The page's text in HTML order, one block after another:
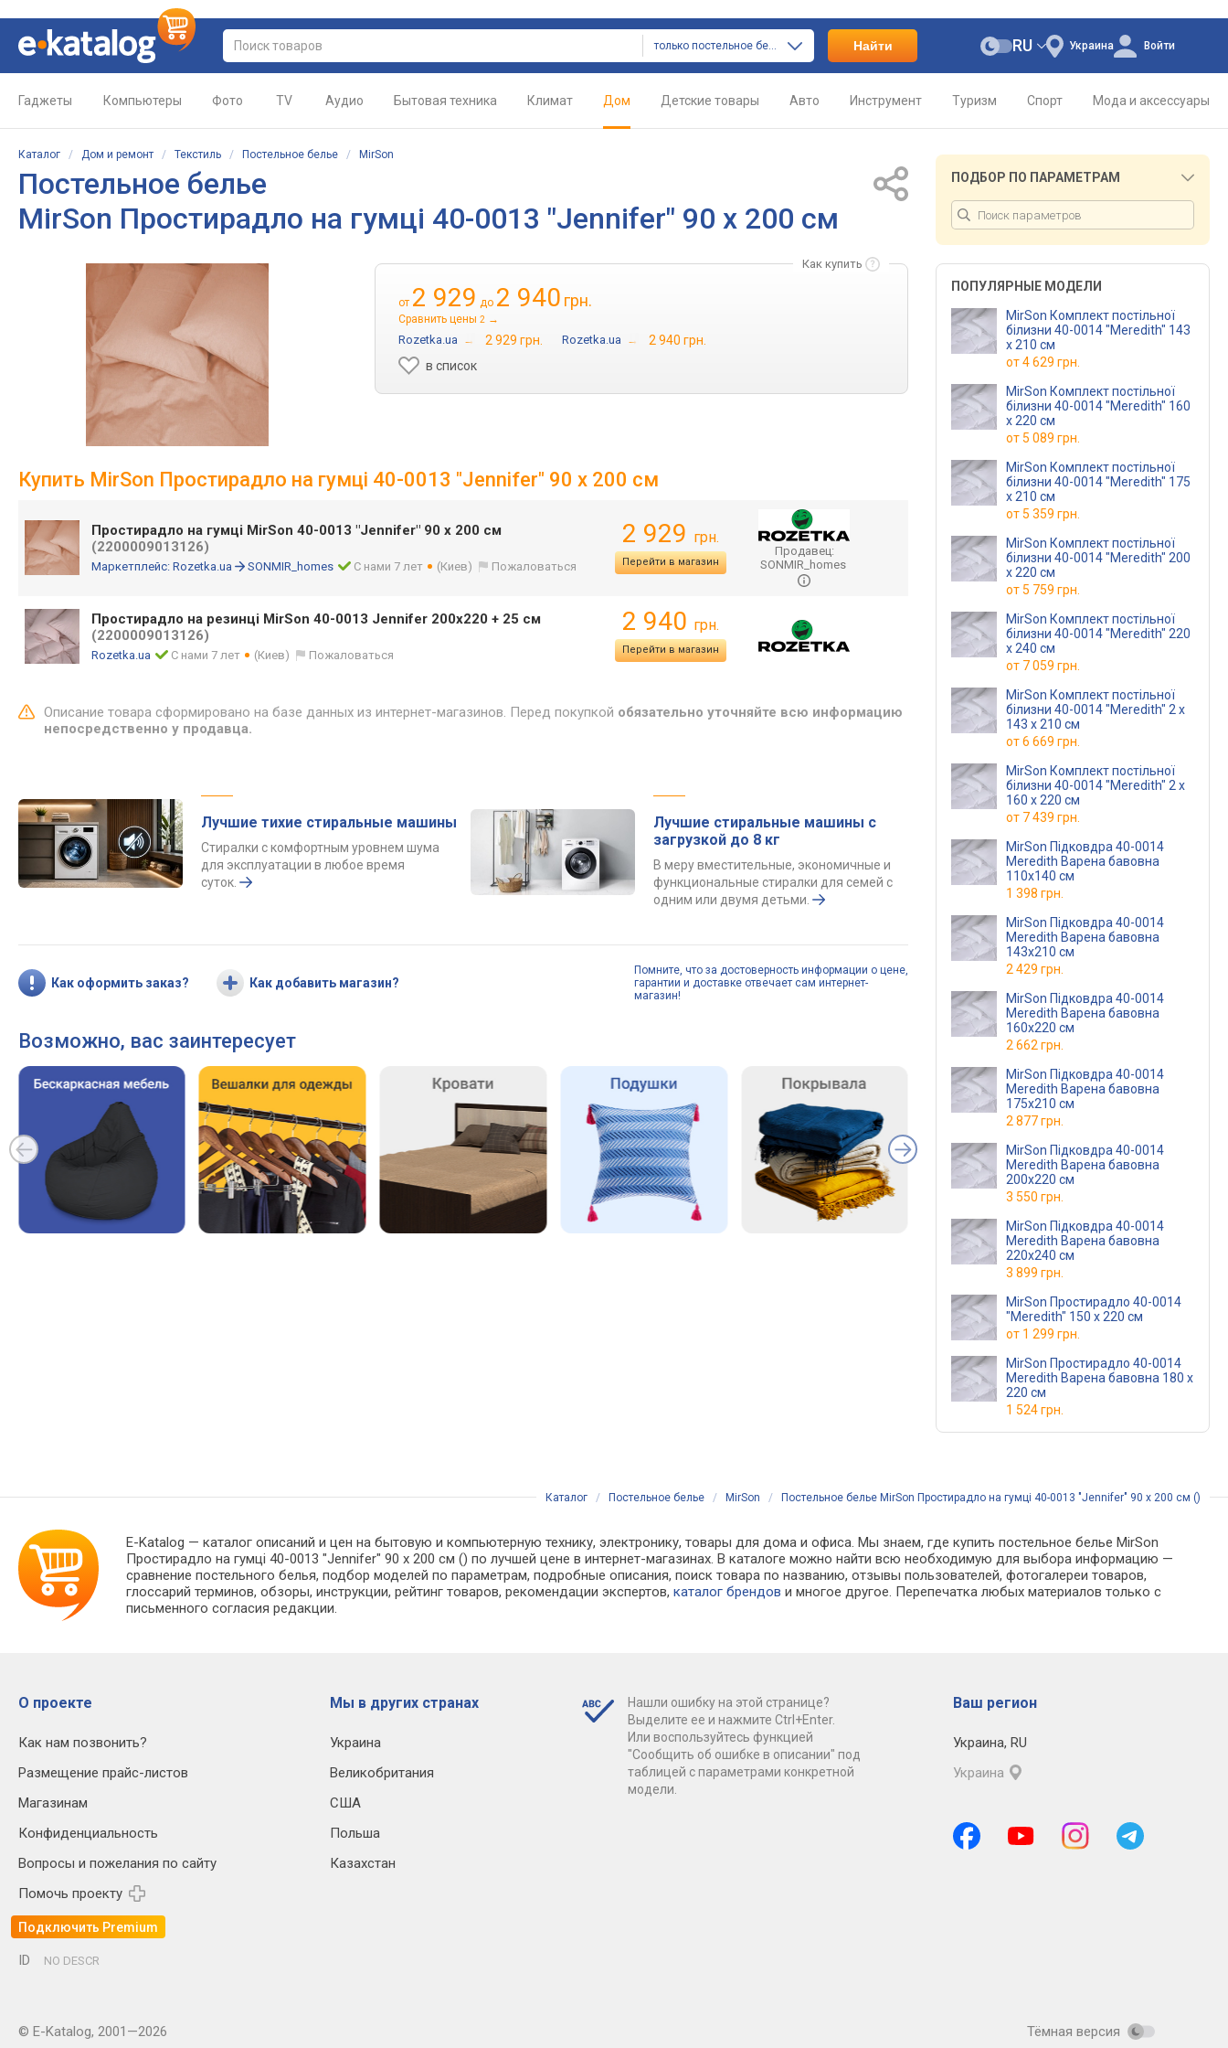
только постельное белье Найти Украина
RU Войти
Гаджеты Компьютеры Фото TV Аудио Бытовая техника Климат Дом Детские товары Авто Инструмент Туризм Спорт Мода и аксессуары
Каталог / Дом и ремонт / Текстиль / Постельное белье / MirSon
Постельное белье
MirSon Простирадло на гумці 40-0013 "Jennifer" 90 х 200 см
Как купить
от 2 929 до 2 940 грн.
Сравнить цены 2 →
Rozetka.ua → 2 929 грн. Rozetka.ua →
2 940 грн.
в список
Купить MirSon Простирадло на гумці 40-0013 "Jennifer" 90 х 200 см
Простирадло на гумці MirSon 40-0013 "Jennifer" 90 х 200 см
(2200009013126)
Маркетплейс: Rozetka.ua SONMIR_homes С нами 7 лет (Киев) Пожаловаться
2 929 грн.
Перейти в магазин
Продавец:
SONMIR_homes
Простирадло на резинці MirSon 40-0013 Jennifer 200х220 + 25 см
(2200009013126)
Rozetka.ua С нами 7 лет (Киев) Пожаловаться
2 940 грн.
Перейти в магазин
Описание товара сформировано на базе данных из интернет-магазинов. Перед покупкой обязательно уточняйте всю информацию
непосредственно у продавца.
Лучшие тихие стиральные машины
Стиралки с комфортным уровнем шума
для эксплуатации в любое время
суток.
Лучшие стиральные машины с
загрузкой до 8 кг
В меру вместительные, экономичные и
функциональные стиралки для семей с
одним или двумя детьми.
Как оформить заказ? Как добавить магазин?
Помните, что за достоверность информации о цене,
гарантии и доставке отвечает сам интернет-
магазин!
Возможно, вас заинтересует
ПОДБОР ПО ПАРАМЕТРАМ
ПОПУЛЯРНЫЕ МОДЕЛИ
MirSon Комплект постільної
білизни 40-0014 "Meredith" 143
x 210 см
от4 629 грн.
MirSon Комплект постільної
білизни 40-0014 "Meredith" 160
x 220 см
от5 089 грн.
MirSon Комплект постільної
білизни 40-0014 "Meredith" 175
x 210 см
от5 359 грн.
MirSon Комплект постільної
білизни 40-0014 "Meredith" 200
x 220 см
от5 759 грн.
MirSon Комплект постільної
білизни 40-0014 "Meredith" 220
x 240 см
от 7 059 грн.
MirSon Комплект постільної
білизни 40-0014 "Meredith" 2 x
143 x 210 см
от6 669 грн.
MirSon Комплект постільної
білизни 40-0014 "Meredith" 2 x
160 x 220 см
от 7 439 грн.
MirSon Підковдра 40-0014
Meredith Варена бавовна
110х140 см
1 398 грн.
MirSon Підковдра 40-0014
Meredith Варена бавовна
143х210 см
2 429 грн.
MirSon Підковдра 40-0014
Meredith Варена бавовна
160х220 см
2 662 грн.
MirSon Підковдра 40-0014
Meredith Варена бавовна
175х210 см
2 877 грн.
MirSon Підковдра 40-0014
Meredith Варена бавовна
200х220 см
3 550 грн.
MirSon Підковдра 40-0014
Meredith Варена бавовна
220х240 см
3 899 грн.
MirSon Простирадло 40-0014
"Meredith" 150 х 220 см
от 1 299 грн.
MirSon Простирадло 40-0014
Meredith Варена бавовна 180 х
220 см
1 524 грн.
Каталог / Постельное белье / MirSon / Постельное белье MirSon Простирадло на гумці 40-0013 "Jennifer" 90 х 200 см ()
E-Katalog — каталог описаний и цен на бытовую и компьютерную технику, электронику, товары для дома и офиса. Мы знаем, где купить постельное белье MirSon
Простирадло на гумці 40-0013 "Jennifer" 90 х 200 см () по лучшей цене в интернет-магазинах. В каталоге можно найти всю необходимую для выбора информацию —
сравнение постельного белья, подбор моделей по параметрам, подробные описания, поиск товара по названию, отзывы пользователей, фотогалереи товаров,
глоссарий терминов, обзоры, инструкции, рейтинг товаров, рекомендации экспертов,каталог брендов и многое другое. Перепечатка любых материалов только с
письменного согласия редакции.
О проекте
Как нам позвонить?
Размещение прайс-листов
Магазинам
Конфиденциальность
Вопросы и пожелания по сайту
Помочь проекту
Подключить Premium
Мы в других странах
Украина
Великобритания
США
Польша
Казахстан
Нашли ошибку на этой странице?
Выделите ее и нажмите Ctrl+Enter.
Или воспользуйтесь функцией
"Сообщить об ошибке в описании" под
таблицей с параметрами конкретной
модели.
Ваш регион
Украина, RU
Украина
ID NO DESCR
© E-Katalog, 2001—2026 Тёмная версия